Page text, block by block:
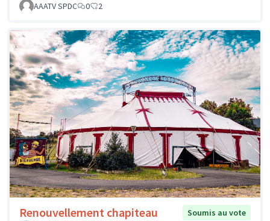
AAATV SPDC
0 2
Renouvellement chapiteau
Soumis au vote